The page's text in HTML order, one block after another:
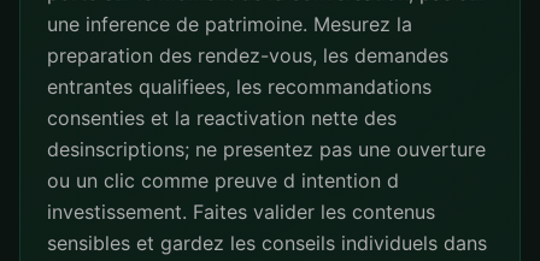
une inference de patrimoine. Mesurez la
preparation des rendez-vous, les demandes
entrantes qualifiees, les recommandations
consenties et la reactivation nette des
desinscriptions; ne presentez pas une ouverture
ou un clic comme preuve d intention d
investissement. Faites valider les contenus
sensibles et gardez les conseils individuels dans